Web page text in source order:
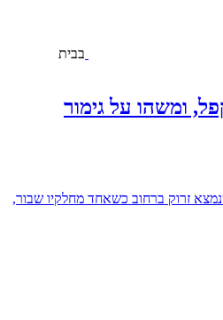
בבית
ומשהו על גימור
זרוק ברחוב כשאחד מחלקיו שבור,